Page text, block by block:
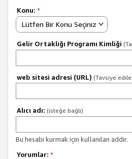
Konu: *
Lütfen Bir Konu Seçiniz
Gelir Ortaklığı Programı Kimliği
web sitesi adresi (URL) (Tavsiye
Alıcı adı: (isteğe bağlı)
Bu hesabı kurmak için kullanılan addır.
Yorumlar: *